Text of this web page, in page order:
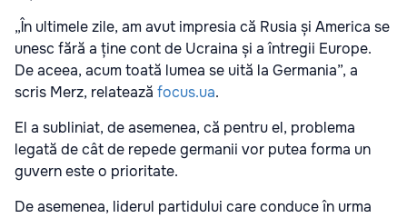
„În ultimele zile, am avut impresia că Rusia și America se
unesc fără a ține cont de Ucraina și a întregii Europe.
De aceea, acum toată lumea se uită la Germania”, a
scris Merz, relatează focus.ua.
El a subliniat, de asemenea, că pentru el, problema
legată de cât de repede germanii vor putea forma un
guvern este o prioritate.
De asemenea, liderul partidului care conduce în urma